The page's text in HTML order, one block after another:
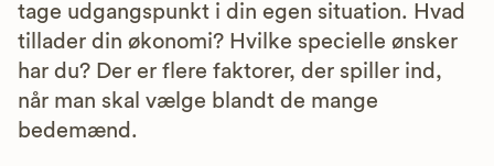
tage udgangspunkt i din egen situation. Hvad
tillader din økonomi? Hvilke specielle ønsker
har du? Der er flere faktorer, der spiller ind,
når man skal vælge blandt de mange
bedemænd.